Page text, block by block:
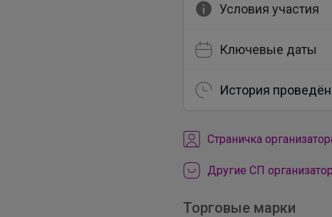
Условия участия
Ключевые даты
История
Cтраничка
Другие СП
Торговые марки